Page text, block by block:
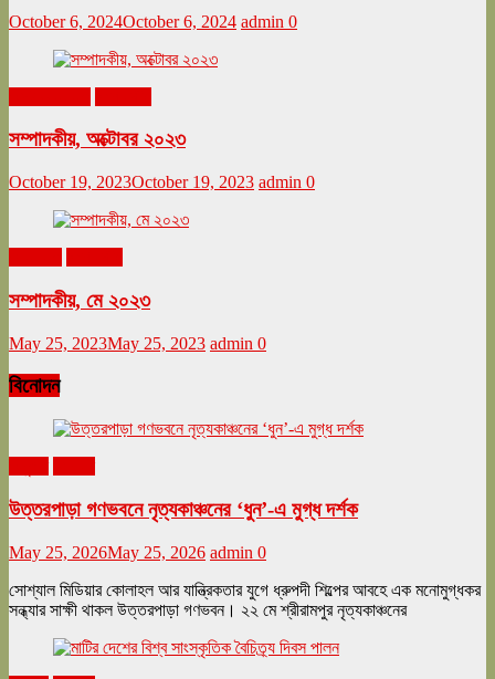
October 6, 2024October 6, 2024 admin 0
সম্পাদকীয়, অক্টোবর ২০২৩
October 19, 2023October 19, 2023 admin 0
সম্পাদকীয়, মে ২০২৩
May 25, 2023May 25, 2023 admin 0
বিনোদন
উত্তরপাড়া গণভবনে নৃত্যকাঞ্চনের ‘ধুন’-এ মুগ্ধ দর্শক
May 25, 2026May 25, 2026 admin 0
সোশ্যাল মিডিয়ার কোলাহল আর যান্ত্রিকতার যুগে ধ্রুপদী শিল্পের আবহে এক মনোমুগ্ধকর
সন্ধ্যার সাক্ষী থাকল উত্তরপাড়া গণভবন। ২২ মে শ্রীরামপুর নৃত্যকাঞ্চনের